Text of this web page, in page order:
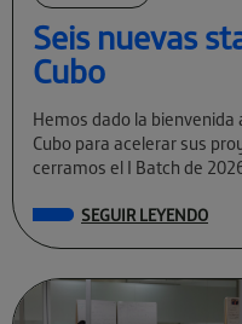
Seis nuevas
Cubo
Hemos dado la bienvenida
Cubo para acelerar sus
cerramos el I Batch de
SEGUIR LEYENDO